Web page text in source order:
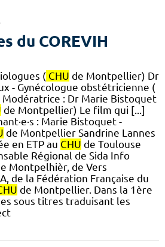
du COREVIH
( CHU de Montpellier) Dr
- Gynécologue obstétricienne (
: Dr Marie Bistoquet
de Montpellier) Le film qui [...]
: Marie Bistoquet -
de Montpellier Sandrine Lannes
en ETP au CHU de Toulouse
Régional de Sida Info
Montpelhièr, de Vers
de la Fédération Française du
de Montpellier. Dans la 1ère
sous titres traduisant les